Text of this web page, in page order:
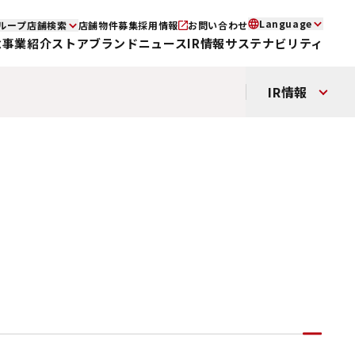
事業紹介ストアブランドニュースIR情報サステナビリティ
ープ店舗検索 店舗物件募集採用情報 お問い合わせ Language
IR情報